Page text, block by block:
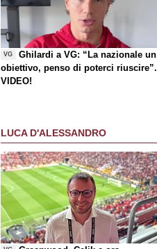
VG
Ghilardi a VG: “La nazionale un
obiettivo, penso di poterci riuscire”.
VIDEO!
LUCA D'ALESSANDRO